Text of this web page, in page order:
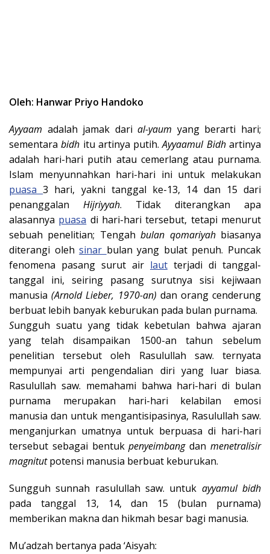
Oleh: Hanwar Priyo Handoko
Ayyaam adalah jamak darial-yaum yang berarti hari;
sementarabidh itu artinya putih.Ayyaamul Bidhartinya
adalah hari-hari putih atau cemerlang atau purnama.
Islam menyunnahkan hari-hari ini untuk melakukan
puasa3 hari, yakni tanggal ke-13, 14 dan 15 dari
penanggalan Hijriyyah. Tidak diterangkan apa
alasannya puasa di hari-hari tersebut, tetapi menurut
sebuah penelitian; Tengahbulan qomariyahbiasanya
diterangi olehsinar bulan yang bulat penuh. Puncak
fenomena pasang surut air laut terjadi di tanggal-
tanggal ini, seiring pasang surutnya sisi kejiwaan
manusia(Arnold Lieber, 1970-an) dan orang cenderung
berbuat lebih banyak keburukan pada bulan purnama.
Sungguh suatu yang tidak kebetulan bahwa ajaran
yang telah disampaikan 1500-an tahun sebelum
penelitian tersebut oleh Rasulullah saw. ternyata
mempunyai arti pengendalian diri yang luar biasa.
Rasulullah saw. memahami bahwa hari-hari di bulan
purnama merupakan hari-hari kelabilan emosi
manusia dan untuk mengantisipasinya, Rasulullah saw.
menganjurkan umatnya untuk berpuasa di hari-hari
tersebut sebagai bentukpenyeimbangdanmenetralisir
magnitutpotensi manusia berbuat keburukan.
Sungguh sunnah rasulullah saw. untuk ayyamul bidh
pada tanggal 13, 14, dan 15 (bulan purnama)
memberikan makna dan hikmah besar bagi manusia.
Mu’adzah bertanya pada ‘Aisyah: